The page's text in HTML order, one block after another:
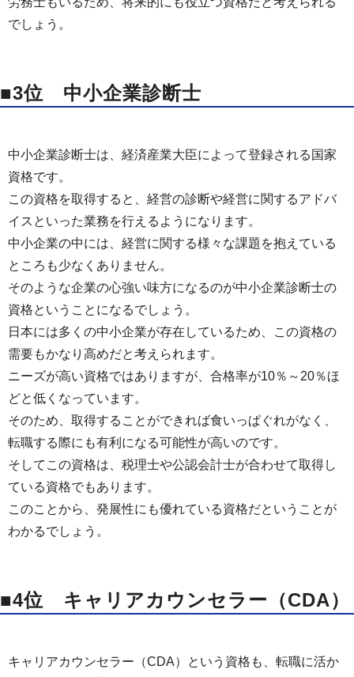
でしょう。
■3位 中小企業診断士
中小企業診断士は、経済産業大臣によって登録される国家
資格です。
この資格を取得すると、経営の診断や経営に関するアドバ
イスといった業務を行えるようになります。
中小企業の中には、経営に関する様々な課題を抱えている
ところも少なくありません。
そのような企業の心強い味方になるのが中小企業診断士の
資格ということになるでしょう。
日本には多くの中小企業が存在しているため、この資格の
需要もかなり高めだと考えられます。
ニーズが高い資格ではありますが、合格率が10％～20％ほ
どと低くなっています。
そのため、取得することができれば食いっぱぐれがなく、
転職する際にも有利になる可能性が高いのです。
そしてこの資格は、税理士や公認会計士が合わせて取得し
ている資格でもあります。
このことから、発展性にも優れている資格だということが
わかるでしょう。
■4位 キャリアカウンセラー（CDA）
キャリアカウンセラー（CDA）という資格も、転職に活か